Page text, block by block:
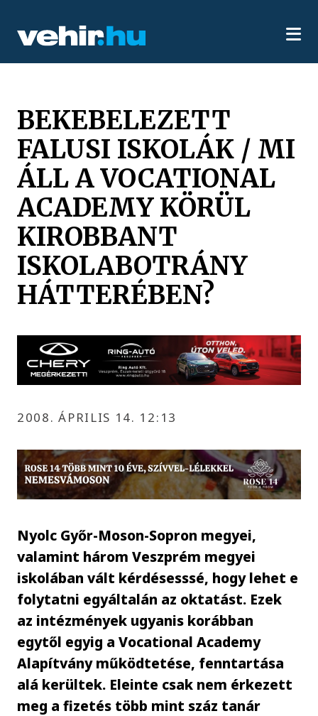
BEKEBELEZETT
FALUSI ISKOLÁK / MI
ÁLL A VOCATIONAL
ACADEMY KÖRÜL
KIROBBANT
ISKOLABOTRÁNY
HÁTTERÉBEN?
2008. ÁPRILIS 14. 12:13
Nyolc Győr-Moson-Sopron megyei,
valamint három Veszprém megyei
iskolában vált kérdésesssé, hogy lehet e
folytatni egyáltalán az oktatást. Ezek
az intézmények ugyanis korábban
egytől egyig a Vocational Academy
Alapítvány működtetése, fenntartása
alá kerültek. Eleinte csak nem érkezett
meg a fizetés több mint száz tanár